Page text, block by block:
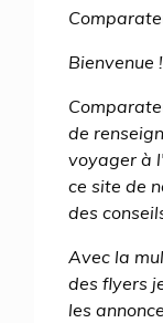
Bienvenue !
de
voyager à
ce site de
des
Avec la
des flyers
les